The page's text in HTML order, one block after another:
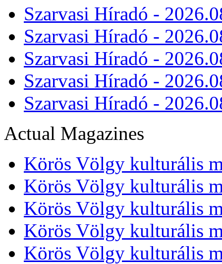
Szarvasi Híradó -
Szarvasi Híradó -
Szarvasi Híradó -
Szarvasi Híradó -
Szarvasi Híradó -
Actual Magazines
Körös Völgy kulturális
Körös Völgy kulturális
Körös Völgy kulturális
Körös Völgy kulturális
Körös Völgy kulturális